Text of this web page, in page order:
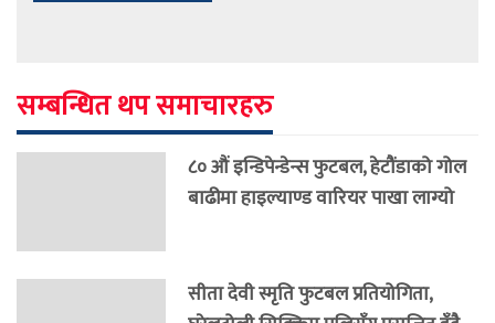
सम्बन्धित थप समाचारहरु
८० औं इन्डिपेन्डेन्स फुटबल, हेटौंडाको गोल
बाढीमा हाइल्याण्ड वारियर पाखा लाग्यो
सीता देवी स्मृति फुटबल प्रतियोगिता,